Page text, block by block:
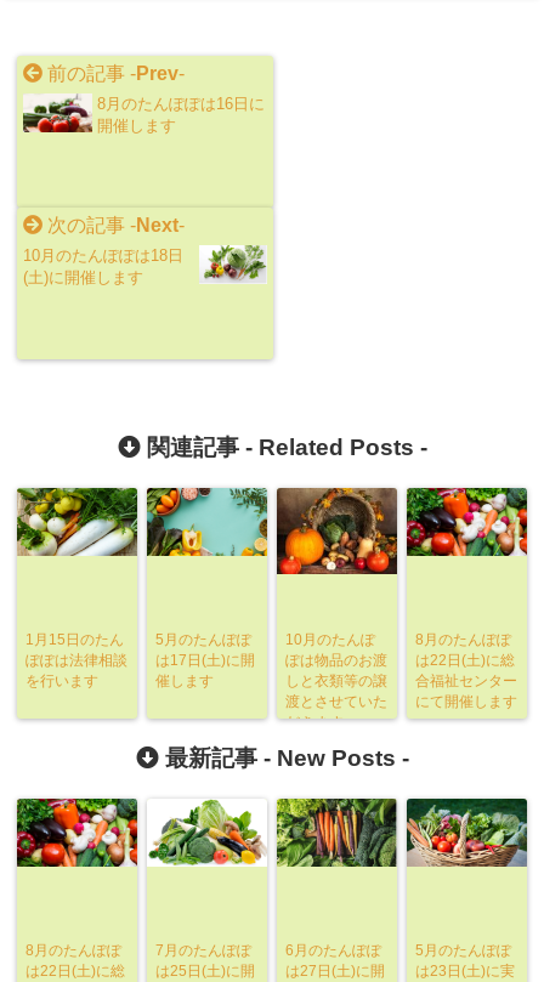
前の記事 -Prev-
8月のたんぽぽは16日に
開催します
次の記事 -Next-
10月のたんぽぽは18日
(土)に開催します
関連記事 - Related Posts -
1月15日のたん
ぽぽは法律相談
を行います
5月のたんぽぽ
は17日(土)に開
催します
10月のたんぽ
ぽは物品のお渡
しと衣類等の譲
渡とさせていた
だきます。
8月のたんぽぽ
は22日(土)に総
合福祉センター
にて開催します
最新記事 - New Posts -
8月のたんぽぽ
は22日(土)に総
7月のたんぽぽ
は25日(土)に開
6月のたんぽぽ
は27日(土)に開
5月のたんぽぽ
は23日(土)に実